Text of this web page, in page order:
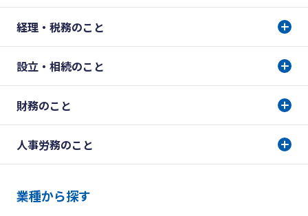
経理・税務のこと
設立・相続のこと
財務のこと
人事労務のこと
業種から探す